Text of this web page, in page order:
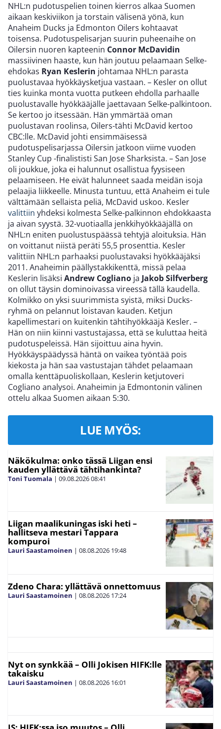
NHL:n pudotuspelien toinen kierros alkaa Suomen
aikaan keskiviikon ja torstain välisenä yönä, kun
Anaheim Ducks ja Edmonton Oilers kohtaavat
toisensa. Pudotuspelisarjan suurin puheenaihe on
Oilersin nuoren kapteenin Connor McDavidin
massiivinen haaste, kun hän joutuu pelaamaan Selke-
ehdokas Ryan Keslerin johtamaa NHL:n parasta
puolustavaa hyökkäysketjua vastaan. – Kesler on ollut
ties kuinka monta vuotta putkeen ehdolla parhaalle
puolustavalle hyökkääjälle jaettavaan Selke-palkintoon.
Se kertoo jo itsessään. Hän ymmärtää oman
puolustavan roolinsa, Oilers-tähti McDavid kertoo
CBC:lle. McDavid johti ensimmäisessä
pudotuspelisarjassa Oilersin jatkoon viime vuoden
Stanley Cup -finalististi San Jose Sharksista. – San Jose
oli joukkue, joka ei halunnut osallistua fyysiseen
pelaamiseen. He eivät halunneet saada meidän isoja
pelaajia liikkeelle. Minusta tuntuu, että Anaheim ei tule
välttämään sellaista peliä, McDavid uskoo. Kesler
valittiin yhdeksi kolmesta Selke-palkinnon ehdokkaasta
ja aivan syystä. 32-vuotiaalla jenkkihyökkääjällä on
NHL:n eniten puolustuspäässä tehtyjä aloituksia. Hän
on voittanut niistä peräti 55,5 prosenttia. Kesler
valittiin NHL:n parhaaksi puolustavaksi hyökkääjäksi
2011. Anaheimin päällystakkikenttä, missä pelaa
Keslerin lisäksi Andrew Cogliano ja Jakob Silfverberg
on ollut täysin dominoivassa vireessä tällä kaudella.
Kolmikko on yksi suurimmista syistä, miksi Ducks-
ryhmä on pelannut loistavan kauden. Ketjun
kapellimestari on kuitenkin tähtihyökkääjä Kesler. –
Hän on niin kiinni vastustajassa, että se kuluttaa heitä
pudotuspeleissä. Hän sijoittuu aina hyvin.
Hyökkäyspäädyssä häntä on vaikea työntää pois
kiekosta ja hän saa vastustajan tähdet pelaamaan
omalla kenttäpuoliskollaan, Keslerin ketjutoveri
Cogliano analysoi. Anaheimin ja Edmontonin välinen
ottelu alkaa Suomen aikaan 5:30.
LUE MYÖS:
Näkökulma: onko tässä Liigan ensi
kauden yllättävä tähtihankinta?
Toni Tuomala | 09.08.202608:41
Liigan maalikuningas iski heti –
hallitseva mestari Tappara
kompuroi
Lauri Saastamoinen | 08.08.2026 19:48
Zdeno Chara: yllättävä onnettomuus
Lauri Saastamoinen | 08.08.2026 17:24
Nyt on synkkää – Olli Jokisen HIFK:lle
takaisku
Lauri Saastamoinen | 08.08.2026 16:01